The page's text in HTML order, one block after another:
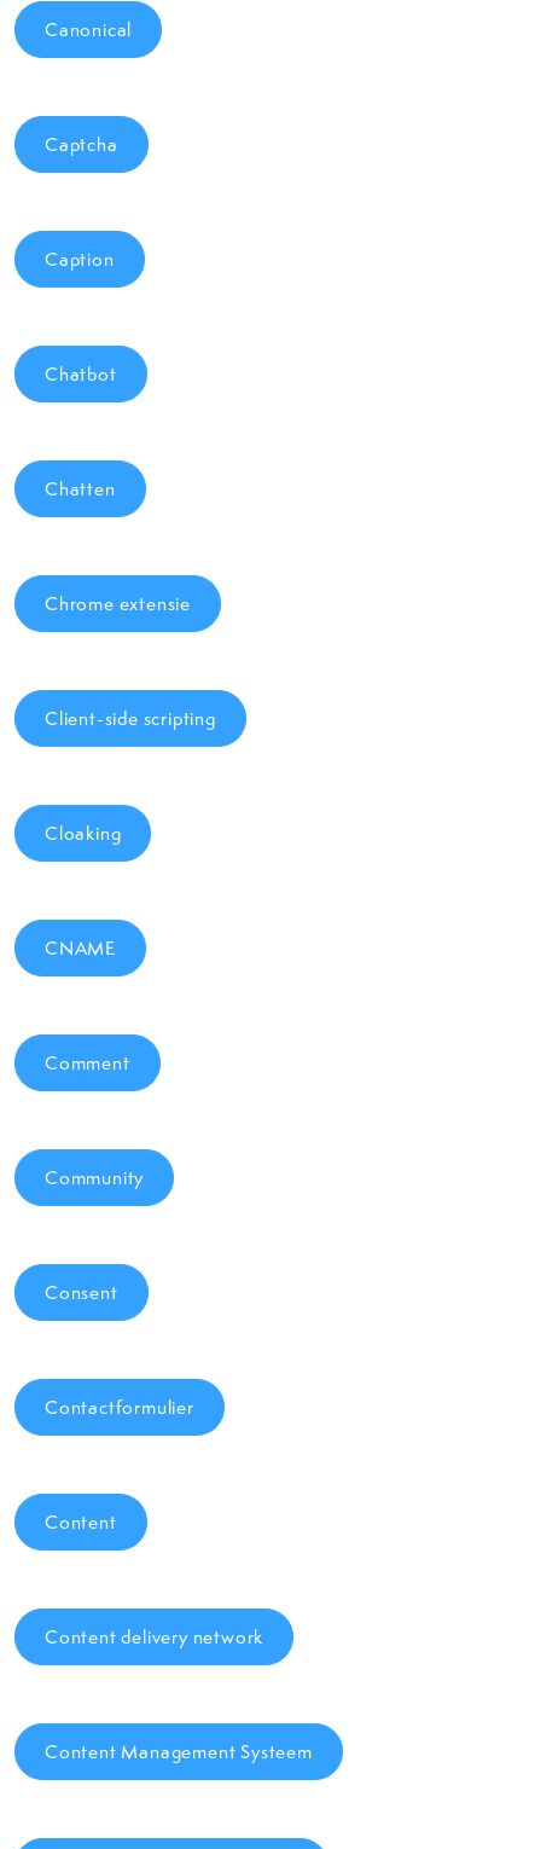
Canonical
Captcha
Caption
Chatbot
Chatten
Chrome extensie
Client-side scripting
Cloaking
CNAME
Comment
Community
Consent
Contactformulier
Content
Content delivery network
Content Management Systeem